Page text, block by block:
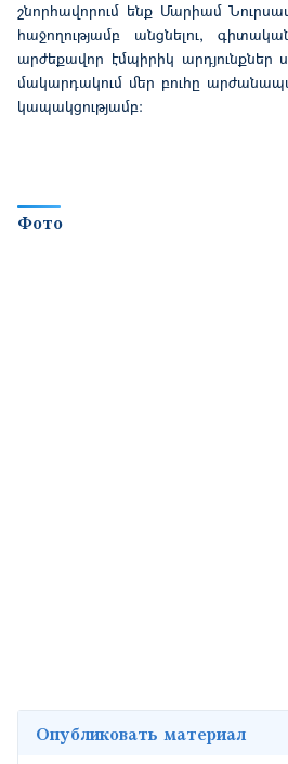
շնորհավորում ենք Մարիամ
հաջողությամբ անցնելու,
արժեքավոր էմպիրիկ արդյունքներ
մակարդակում մեր բուհը
կապակցությամբ:
Фото
Опубликовать материал